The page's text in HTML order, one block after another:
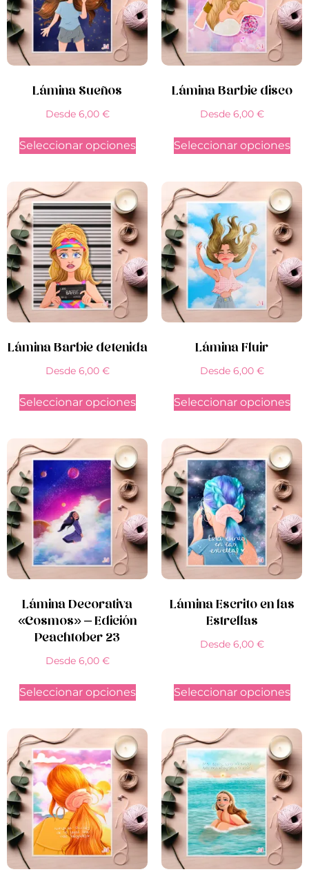
Lámina Sueños
Desde 6,00 €
Seleccionar opciones
Lámina Barbie disco
Desde 6,00 €
Seleccionar opciones
Lámina Barbie detenida
Desde 6,00 €
Seleccionar opciones
Lámina Fluir
Desde 6,00 €
Seleccionar opciones
Lámina Decorativa
«Cosmos» – Edición
Peachtober 23
Desde 6,00 €
Seleccionar opciones
Lámina Escrito en las
Estrellas
Desde 6,00 €
Seleccionar opciones